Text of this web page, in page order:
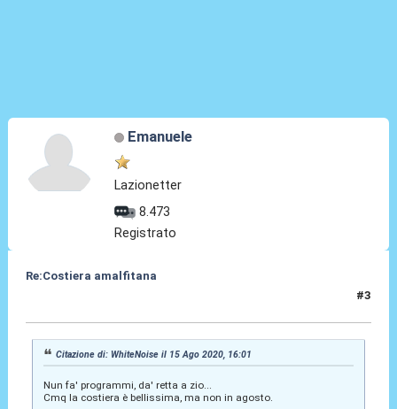
Emanuele
Lazionetter
8.473
Registrato
Re:Costiera amalfitana
#3
Citazione di: WhiteNoise il 15 Ago 2020, 16:01
Nun fa' programmi, da' retta a zio...
Cmq la costiera è bellissima, ma non in agosto.